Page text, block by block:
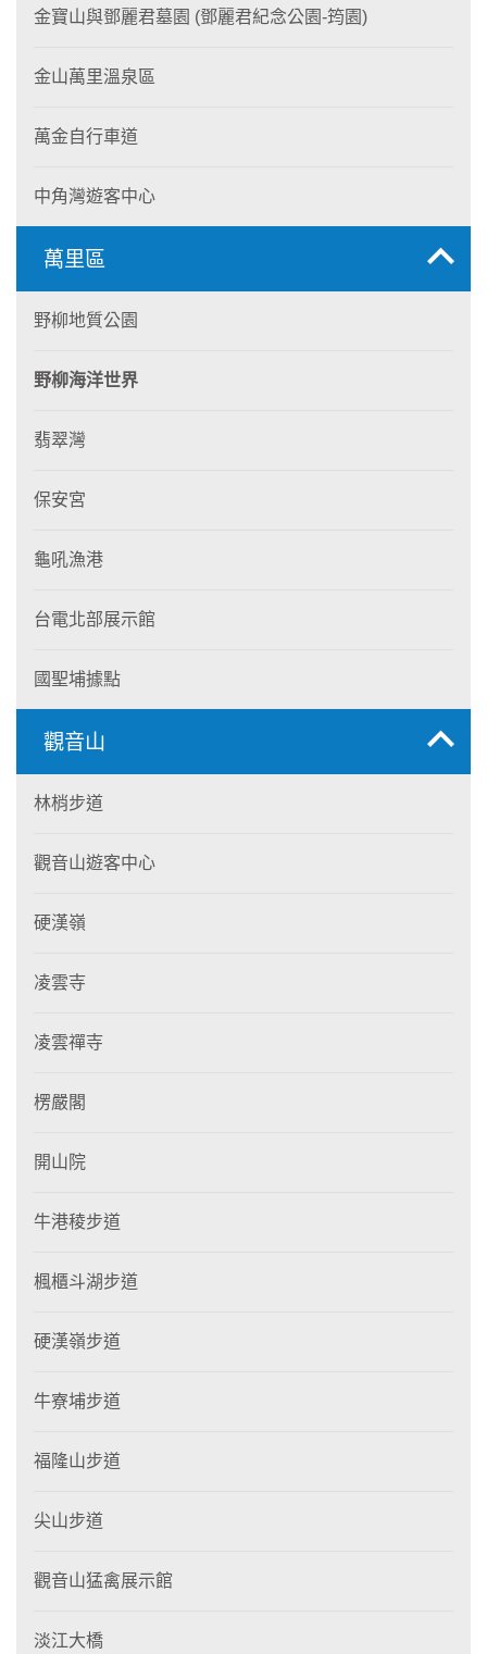
金寶山與鄧麗君墓園 (鄧麗君紀念公園-筠園)
金山萬里溫泉區
萬金自行車道
中角灣遊客中心
萬里區
野柳地質公園
野柳海洋世界
翡翠灣
保安宮
龜吼漁港
台電北部展示館
國聖埔據點
觀音山
林梢步道
觀音山遊客中心
硬漢嶺
凌雲寺
凌雲禪寺
楞嚴閣
開山院
牛港稜步道
楓櫃斗湖步道
硬漢嶺步道
牛寮埔步道
福隆山步道
尖山步道
觀音山猛禽展示館
淡江大橋